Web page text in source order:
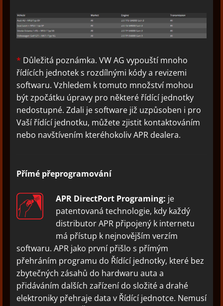
* Důležitá poznámka. VW AG vypouští mnoho
řídících jednotek s rozdílnými kódy a revizemi
softwaru. Vzhledem k tomuto množství mohou
být zpočátku úpravy pro některé řídící jednotky
nedostupné. Zdali je software již uzpůsoben i pro
Vaší řídící jednotku, můžete zjistit kontaktováním
nebo navštívením kteréhokoliv APR dealera.
Přímé přeprogramování
APR DirectPort Programing: je
patentovaná technologie, kdy každý
distributor APR připojený k internetu
má přístup k nejnovějším verzím
softwaru. APR jako první přišlo s přímým
přehráním programu do Řídící jednotky, které bez
zbytečných zásahů do hardwaru auta a
přidáváním dalších zařízení do složité a drahé
elektroniky přehraje data v Řídící jednotce. Nemusí